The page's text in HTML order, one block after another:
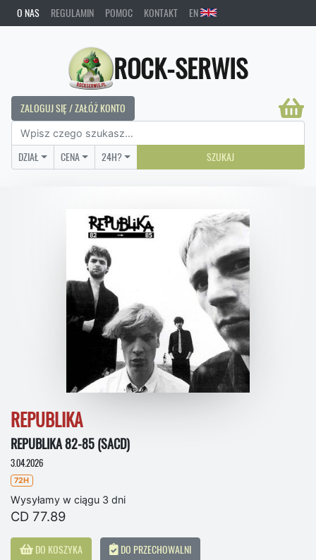
O NAS REGULAMIN POMOC KONTAKT EN
ROCK-SERWIS
ZALOGUJ SIĘ / ZAŁÓŻ KONTO
DZIAŁ CENA 24H? SZUKAJ
REPUBLIKA
REPUBLIKA 82-85 (SACD)
3.04.2026
72H
Wysyłamy w ciągu 3 dni
CD 77.89
DO KOSZYKA DO PRZECHOWALNI